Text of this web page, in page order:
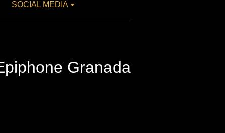
SOCIAL MEDIA
Granada